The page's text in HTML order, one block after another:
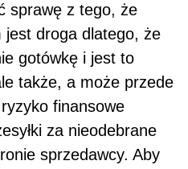
sprawę z tego, że
jest droga dlatego, że
gotówkę i jest to
także, a może przede
finansowe
za nieodebrane
sprzedawcy. Aby